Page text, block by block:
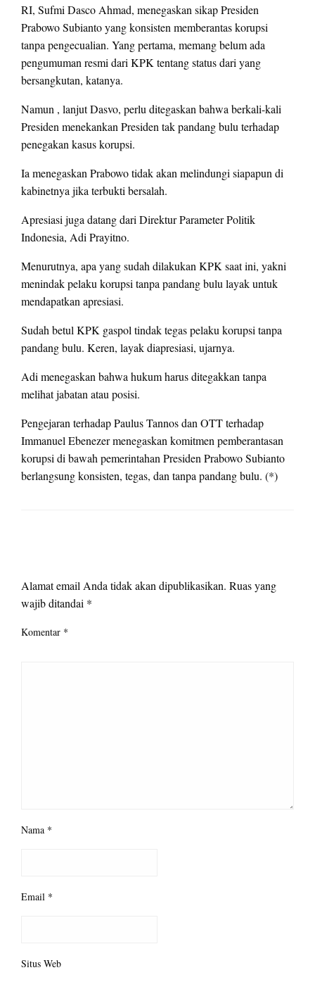
RI, Sufmi Dasco Ahmad, menegaskan sikap Presiden
Prabowo Subianto yang konsisten memberantas korupsi
tanpa pengecualian. Yang pertama, memang belum ada
pengumuman resmi dari KPK tentang status dari yang
bersangkutan, katanya.
Namun , lanjut Dasvo, perlu ditegaskan bahwa berkali-kali
Presiden menekankan Presiden tak pandang bulu terhadap
penegakan kasus korupsi.
Ia menegaskan Prabowo tidak akan melindungi siapapun di
kabinetnya jika terbukti bersalah.
Apresiasi juga datang dari Direktur Parameter Politik
Indonesia, Adi Prayitno.
Menurutnya, apa yang sudah dilakukan KPK saat ini, yakni
menindak pelaku korupsi tanpa pandang bulu layak untuk
mendapatkan apresiasi.
Sudah betul KPK gaspol tindak tegas pelaku korupsi tanpa
pandang bulu. Keren, layak diapresiasi, ujarnya.
Adi menegaskan bahwa hukum harus ditegakkan tanpa
melihat jabatan atau posisi.
Pengejaran terhadap Paulus Tannos dan OTT terhadap
Immanuel Ebenezer menegaskan komitmen pemberantasan
korupsi di bawah pemerintahan Presiden Prabowo Subianto
berlangsung konsisten, tegas, dan tanpa pandang bulu. (*)
Alamat email Anda tidak akan dipublikasikan. Ruas yang
wajib ditandai *
Komentar *
Nama *
Email *
Situs Web